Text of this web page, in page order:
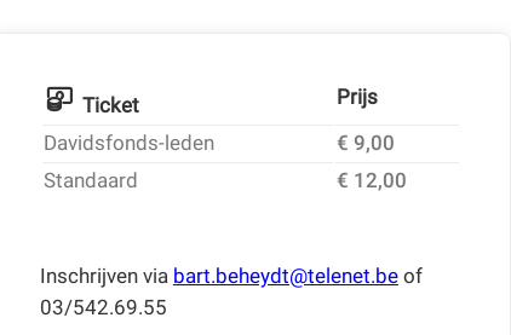
Ticket
Prijs
Davidsfonds-leden
€ 9,00
Standaard
€ 12,00
Inschrijven via bart.beheydt@telenet.beof
03/542.69.55